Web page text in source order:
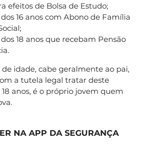
efeitos de Bolsa de Estudo;
16 anos com Abono de Família
18 anos que recebam Pensão
idade, cabe geralmente ao pai,
a tutela legal tratar deste
anos, é o próprio jovem quem
NA APP DA SEGURANÇA